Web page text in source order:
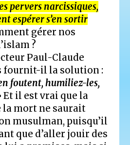
pervers narcissiques,
espérer s’en sortir
gérer nos
?
Paul-Claude
fournit-il la solution :
foutent, humiliez-les,
Et il est vrai que la
la mort ne saurait
musulman, puisqu’il
que d’aller jouir des